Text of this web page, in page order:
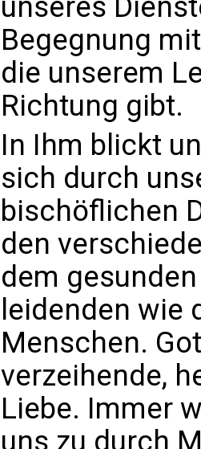
Begegnung
die unserem
Richtung gibt.
In Ihm blickt
sich durch
bischöflichen
den
dem
leidenden wie
Menschen.
verzeihende,
Liebe. Immer
uns zu durch